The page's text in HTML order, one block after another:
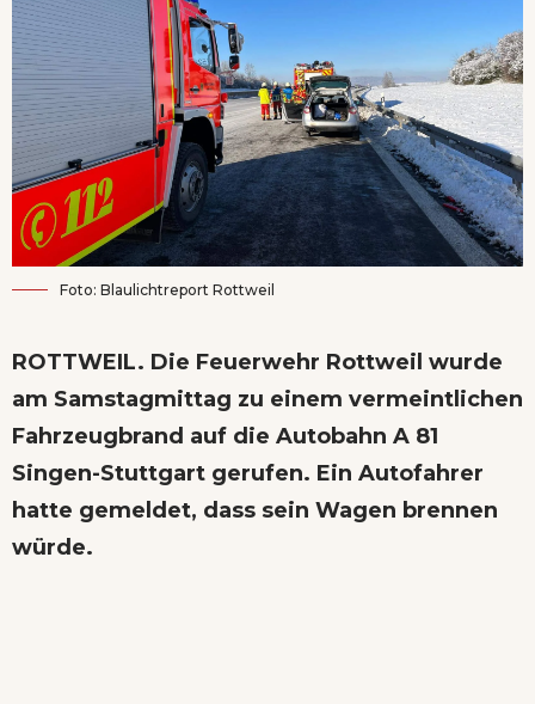
Foto: Blaulichtreport Rottweil
ROTTWEIL. Die Feuerwehr Rottweil wurde
am Samstagmittag zu einem vermeintlichen
Fahrzeugbrand auf die Autobahn A 81
Singen-Stuttgart gerufen. Ein Autofahrer
hatte gemeldet, dass sein Wagen brennen
würde.